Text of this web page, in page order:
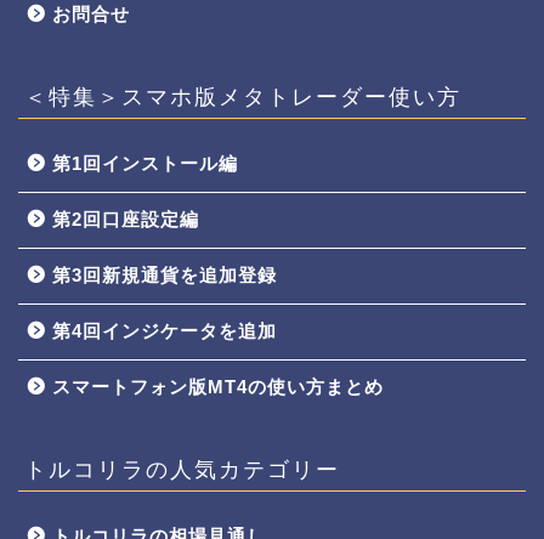
お問合せ
＜特集＞スマホ版メタトレーダー使い方
第1回インストール編
第2回口座設定編
第3回新規通貨を追加登録
第4回インジケータを追加
スマートフォン版MT4の使い方まとめ
トルコリラの人気カテゴリー